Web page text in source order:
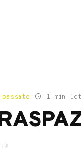
passate 1 min
fa